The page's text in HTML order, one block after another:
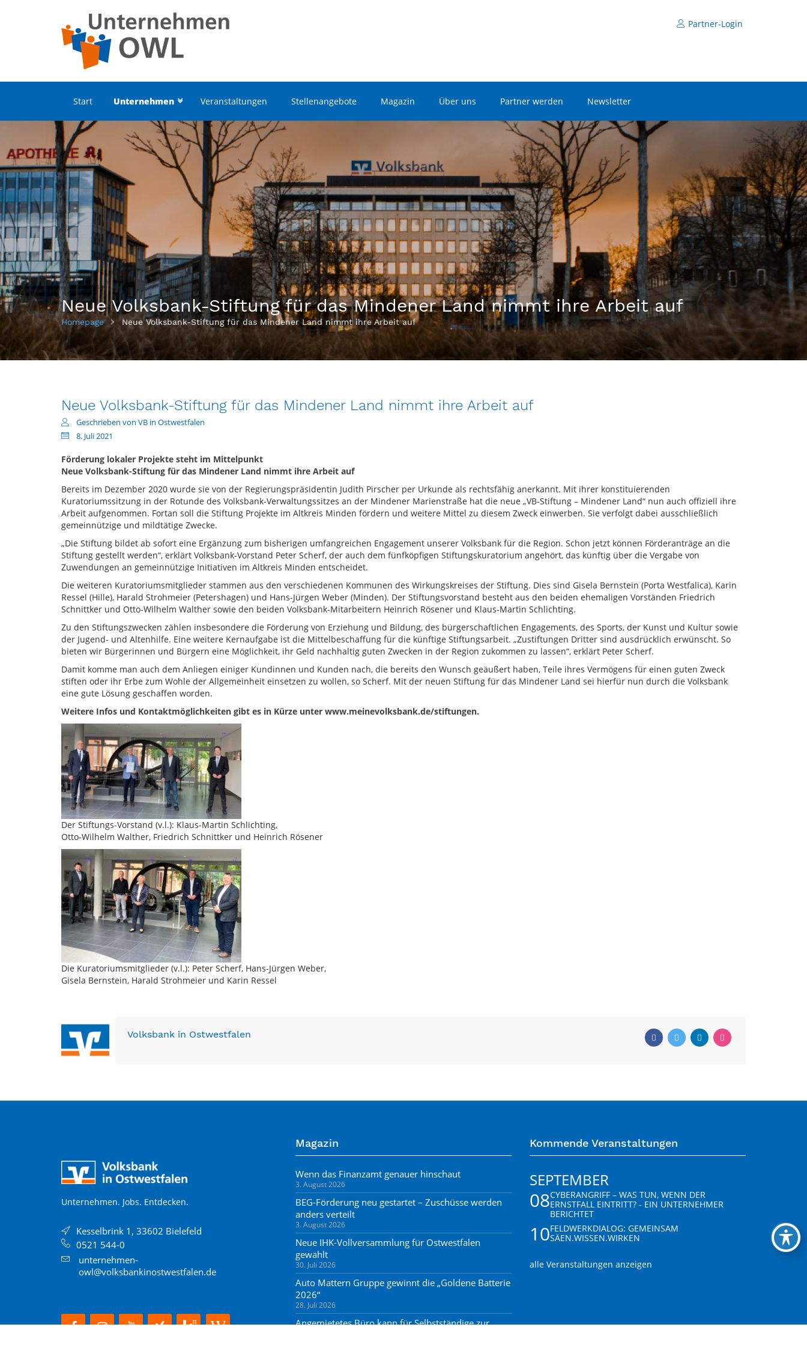
Partner-Login
Start Unternehmen Veranstaltungen Stellenangebote Magazin Über uns Partner werden Newsletter
Neue Volksbank-Stiftung für das Mindener Land nimmt ihre Arbeit auf
Homepage Neue Volksbank-Stiftung für das Mindener Land nimmt ihre Arbeit auf
Neue Volksbank-Stiftung für das Mindener Land nimmt ihre Arbeit auf
Geschrieben von VB in Ostwestfalen
8. Juli 2021
Förderung lokaler Projekte steht im Mittelpunkt
Neue Volksbank-Stiftung für das Mindener Land nimmt ihre Arbeit auf
Bereits im Dezember 2020 wurde sie von der Regierungspräsidentin Judith Pirscher per Urkunde als rechtsfähig anerkannt. Mit ihrer konstituierenden
Kuratoriumssitzung in der Rotunde des Volksbank-Verwaltungssitzes an der Mindener Marienstraße hat die neue „VB-Stiftung – Mindener Land“ nun auch offiziell ihre
Arbeit aufgenommen. Fortan soll die Stiftung Projekte im Altkreis Minden fördern und weitere Mittel zu diesem Zweck einwerben. Sie verfolgt dabei ausschließlich
gemeinnützige und mildtätige Zwecke.
„Die Stiftung bildet ab sofort eine Ergänzung zum bisherigen umfangreichen Engagement unserer Volksbank für die Region. Schon jetzt können Förderanträge an die
Stiftung gestellt werden“, erklärt Volksbank-Vorstand Peter Scherf, der auch dem fünfköpfigen Stiftungskuratorium angehört, das künftig über die Vergabe von
Zuwendungen an gemeinnützige Initiativen im Altkreis Minden entscheidet.
Die weiteren Kuratoriumsmitglieder stammen aus den verschiedenen Kommunen des Wirkungskreises der Stiftung. Dies sind Gisela Bernstein (Porta Westfalica), Karin
Ressel (Hille), Harald Strohmeier (Petershagen) und Hans-Jürgen Weber (Minden). Der Stiftungsvorstand besteht aus den beiden ehemaligen Vorständen Friedrich
Schnittker und Otto-Wilhelm Walther sowie den beiden Volksbank-Mitarbeitern Heinrich Rösener und Klaus-Martin Schlichting.
Zu den Stiftungszwecken zählen insbesondere die Förderung von Erziehung und Bildung, des bürgerschaftlichen Engagements, des Sports, der Kunst und Kultur sowie
der Jugend- und Altenhilfe. Eine weitere Kernaufgabe ist die Mittelbeschaffung für die künftige Stiftungsarbeit. „Zustiftungen Dritter sind ausdrücklich erwünscht. So
bieten wir Bürgerinnen und Bürgern eine Möglichkeit, ihr Geld nachhaltig guten Zwecken in der Region zukommen zu lassen“, erklärt Peter Scherf.
Damit komme man auch dem Anliegen einiger Kundinnen und Kunden nach, die bereits den Wunsch geäußert haben, Teile ihres Vermögens für einen guten Zweck
stiften oder ihr Erbe zum Wohle der Allgemeinheit einsetzen zu wollen, so Scherf. Mit der neuen Stiftung für das Mindener Land sei hierfür nun durch die Volksbank
eine gute Lösung geschaffen worden.
Weitere Infos und Kontaktmöglichkeiten gibt es in Kürze unter www.meinevolksbank.de/stiftungen.
Der Stiftungs-Vorstand (v.l.): Klaus-Martin Schlichting,
Otto-Wilhelm Walther, Friedrich Schnittker und Heinrich Rösener
Die Kuratoriumsmitglieder (v.l.): Peter Scherf, Hans-Jürgen Weber,
Gisela Bernstein, Harald Strohmeier und Karin Ressel
Volksbank in Ostwestfalen
Unternehmen. Jobs. Entdecken.
Kesselbrink 1, 33602 Bielefeld
0521 544-0
unternehmen-
owl@volksbankinostwestfalen.de
Magazin
Wenn das Finanzamt genauer hinschaut
3. August 2026
BEG-Förderung neu gestartet – Zuschüsse werden
anders verteilt
3. August 2026
Neue IHK-Vollversammlung für Ostwestfalen
gewählt
30. Juli 2026
Auto Mattern Gruppe gewinnt die „Goldene Batterie
2026“
28. Juli 2026
Angemietetes Büro kann für Selbstständige zur
Kommende Veranstaltungen
SEPTEMBER
08CYBERANGRIFF – WAS TUN, WENN DER
ERNSTFALL EINTRITT? - EIN UNTERNEHMER
BERICHTET
10FELDWERKDIALOG: GEMEINSAM
SÄEN.WISSEN.WIRKEN
alle Veranstaltungen anzeigen